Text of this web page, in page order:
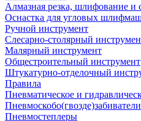
Алмазная резка, шлифование и
Оснастка для угловых
Ручной инструмент
Слесарно-столярный
Малярный инструмент
Общестроительный инструмент
Штукатурно-отделочный
Правила
Пневматическое и
Пневмоскобо(гвозде)забиватели
Пневмостеплеры